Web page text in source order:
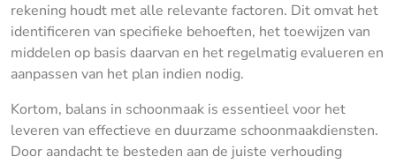
rekening houdt met alle relevante factoren. Dit omvat het
identificeren van specifieke behoeften, het toewijzen van
middelen op basis daarvan en het regelmatig evalueren en
aanpassen van het plan indien nodig.
Kortom, balans in schoonmaak is essentieel voor het
leveren van effectieve en duurzame schoonmaakdiensten.
Door aandacht te besteden aan de juiste verhouding